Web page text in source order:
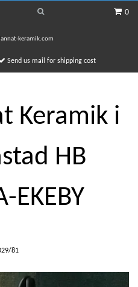
0
keramik.com
Send us mail for shipping cost
Keramik i
HB
EKEBY
81